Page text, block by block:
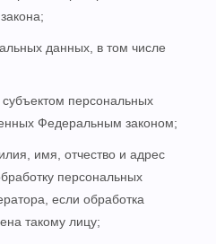
данных, в том числе
персональных
Федеральным законом;
имя, отчество и адрес
персональных
если обработка
такому лицу;